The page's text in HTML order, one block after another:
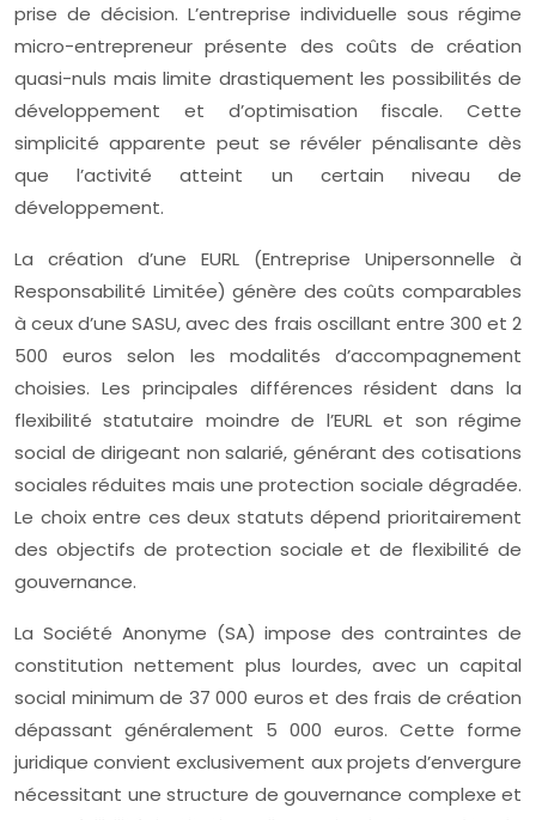
prise de décision. L’entreprise individuelle sous régime
micro-entrepreneur présente des coûts de création
quasi-nuls mais limite drastiquement les possibilités de
développement et d’optimisation fiscale. Cette
simplicité apparente peut se révéler pénalisante dès
que l’activité atteint un certain niveau de
développement.
La création d’une EURL (Entreprise Unipersonnelle à
Responsabilité Limitée) génère des coûts comparables
à ceux d’une SASU, avec des frais oscillant entre 300 et 2
500 euros selon les modalités d’accompagnement
choisies. Les principales différences résident dans la
flexibilité statutaire moindre de l’EURL et son régime
social de dirigeant non salarié, générant des cotisations
sociales réduites mais une protection sociale dégradée.
Le choix entre ces deux statuts dépend prioritairement
des objectifs de protection sociale et de flexibilité de
gouvernance.
La Société Anonyme (SA) impose des contraintes de
constitution nettement plus lourdes, avec un capital
social minimum de 37 000 euros et des frais de création
dépassant généralement 5 000 euros. Cette forme
juridique convient exclusivement aux projets d’envergure
nécessitant une structure de gouvernance complexe et